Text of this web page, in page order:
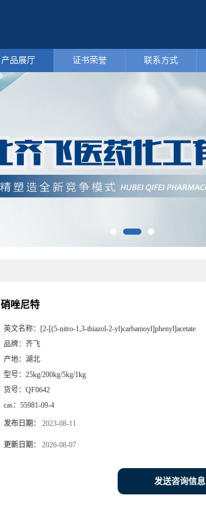
产品展厅 证书荣誉 联系方式
硝唑尼特
英文名称： [2-[(5-nitro-1,3-thiazol-2-yl)carbamoyl]phenyl]acetate
品牌： 齐飞
产地： 湖北
型号： 25kg/200kg/5kg/1kg
货号： QF0642
cas： 55981-09-4
发布日期： 2023-08-11
更新日期： 2026-08-07
发送咨询信息